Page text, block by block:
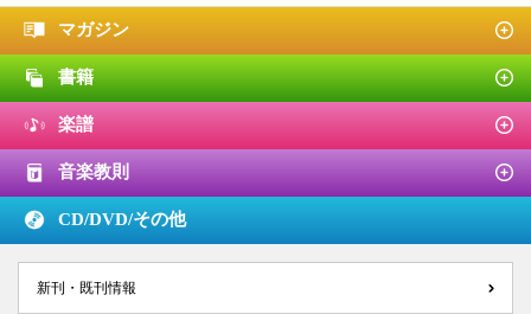
マガジン
書籍
楽譜
音楽教則
CD/DVD/その他
新刊・既刊情報